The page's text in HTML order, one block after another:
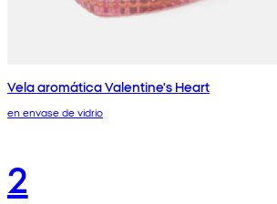
Vela aromática Valentine's Heart
en envase de vidrio
2